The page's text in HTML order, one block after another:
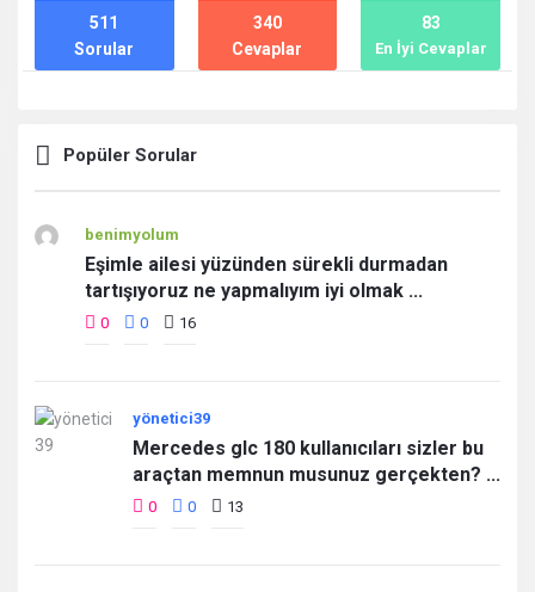
Sorular
511
Cevaplar
340
En İyi Cevaplar
83
Popüler Sorular
benimyolum
Eşimle ailesi yüzünden sürekli durmadan
tartışıyoruz ne yapmalıyım iyi olmak ...
0 0 16
yönetici39
Mercedes glc 180 kullanıcıları sizler bu
araçtan memnun musunuz gerçekten? ...
0 0 13